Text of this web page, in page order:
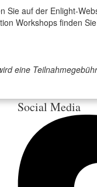
Sie auf der Enlight-
Workshops finden
eine
Social Media